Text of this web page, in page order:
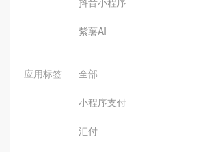
紫薯AI
应用标签 全部
小程序支付
汇付